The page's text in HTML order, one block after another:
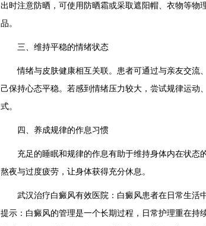
出时注意防晒，可使用防晒霜或采取遮阳帽、衣物等物
品。
三、维持平稳的情绪状态
情绪与皮肤健康相互关联。患者可通过与亲友交流
己保持心态平稳。若感到情绪压力较大，尝试规律运动
式。
四、养成规律的作息习惯
充足的睡眠和规律的作息有助于维持身体内在状态
熬夜与过度疲劳，让身体获得充分休息。
武汉治疗白癜风有效医院：白癜风患者在日常生活
提示：白癜风的管理是一个长期过程，日常护理重在持